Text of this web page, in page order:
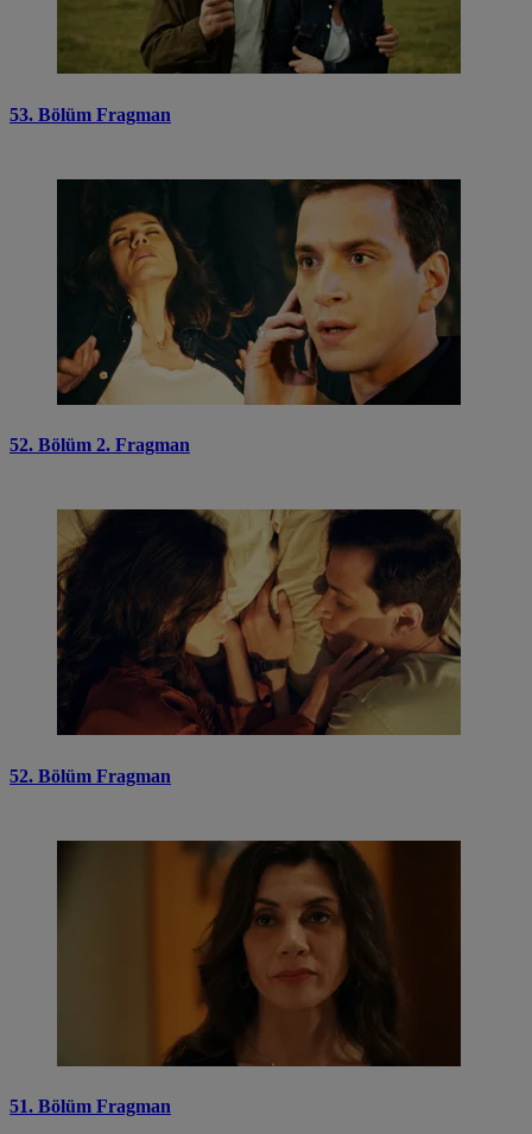
53. Bölüm Fragman
52. Bölüm 2. Fragman
52. Bölüm Fragman
51. Bölüm Fragman